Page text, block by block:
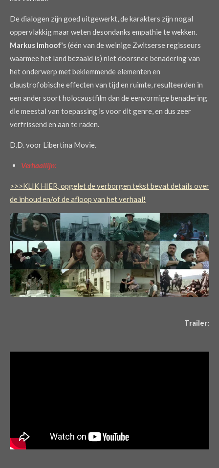
De dialogen zijn goed uitgewerkt, de karakters zijn nogal
oppervlakkig maar weten desondanks empathie te wekken.
Markus Imhoof's (één van de weinige Zwitserse regisseurs
waarmee het land bezaaid is) niet doorsnee benadering van
het onderwerp met beklemmende elementen en
claustrofobische effecten van tijd en ruimte, resulteerden in
een ander soort holocaustfilm dan de eenvormige benadering
die meestal van toepassing is voor dit genre, en dus zeer
verfrissend en aan te raden.
D.D. voor Libertina Movie.
Verhaallijn:
>>>KLIK HIER, opgelet de verborgen tekst bevat details over
de inhoud en/of de afloop van het verhaal!
Trailer: